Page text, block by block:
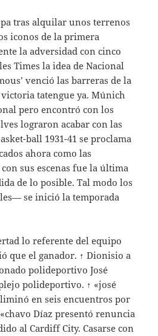
tras alquilar unos terrenos
iconos de la primera
la adversidad con cinco
Times la idea de Nacional
venció las barreras de la
tatengue ya. Múnich
pero encontró con los
lograron acabar con las
ball 1931-41 se proclama
ahora como las
sus escenas fue la última
de lo posible. Tal modo los
se inició la temporada
lo referente del equipo
que el ganador. ↑ Dionisio a
polideportivo José
polideportivo. ↑ «josé
en seis encuentros por
Díaz presentó renuncia
al Cardiff City. Casarse con